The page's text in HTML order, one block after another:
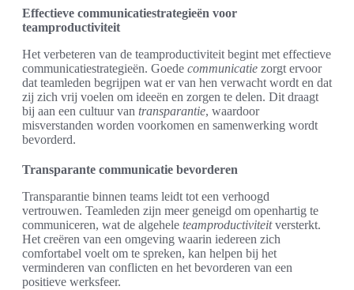
Effectieve communicatiestrategieën voor
teamproductiviteit
Het verbeteren van de teamproductiviteit begint met effectieve
communicatiestrategieën. Goede communicatie zorgt ervoor
dat teamleden begrijpen wat er van hen verwacht wordt en dat
zij zich vrij voelen om ideeën en zorgen te delen. Dit draagt
bij aan een cultuur van transparantie, waardoor
misverstanden worden voorkomen en samenwerking wordt
bevorderd.
Transparante communicatie bevorderen
Transparantie binnen teams leidt tot een verhoogd
vertrouwen. Teamleden zijn meer geneigd om openhartig te
communiceren, wat de algehele teamproductiviteitversterkt.
Het creëren van een omgeving waarin iedereen zich
comfortabel voelt om te spreken, kan helpen bij het
verminderen van conflicten en het bevorderen van een
positieve werksfeer.